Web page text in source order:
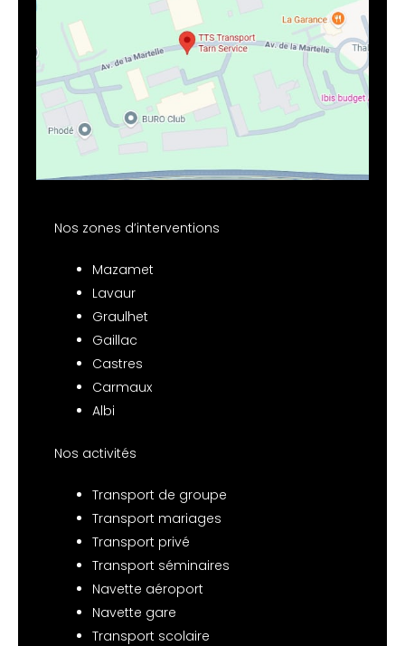
Nos zones d’interventions
Mazamet
Lavaur
Graulhet
Gaillac
Castres
Carmaux
Albi
Nos activités
Transport de groupe
Transport mariages
Transport privé
Transport séminaires
Navette aéroport
Navette gare
Transport scolaire